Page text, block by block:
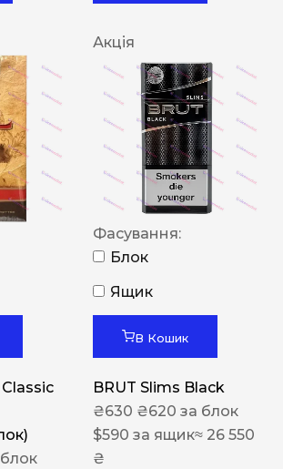
Акція
Фасування:
Блок
Ящик
В Кошик
BRUT Slims Black
₴630 ₴620 за блок
$590 за ящик≈ 26 550
₴